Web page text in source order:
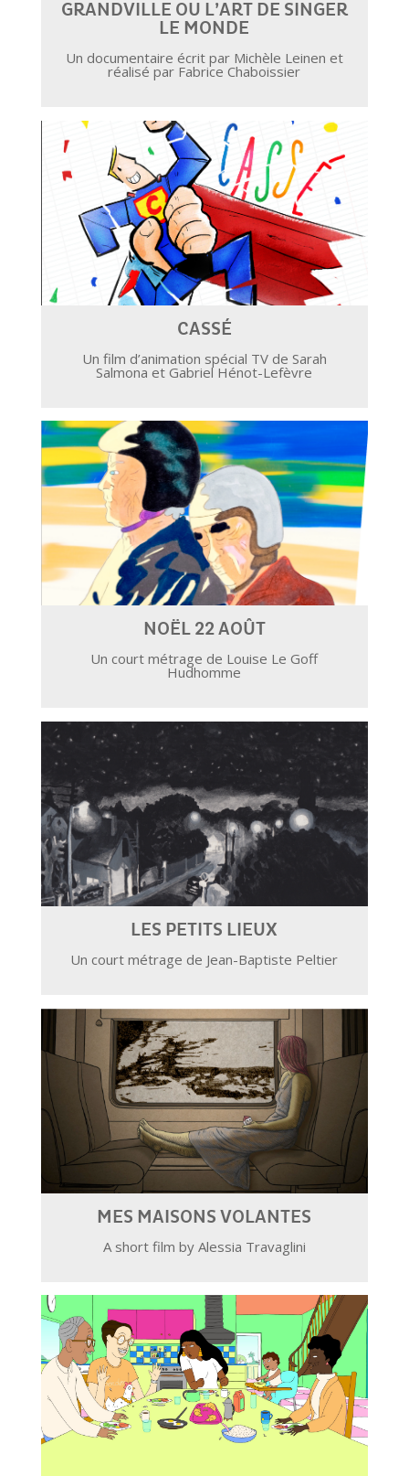
GRANDVILLE OU L’ART DE SINGER
LE MONDE
Un documentaire écrit par Michèle Leinen et
réalisé par Fabrice Chaboissier
CASSÉ
Un film d’animation spécial TV de Sarah
Salmona et Gabriel Hénot-Lefèvre
NOËL 22 AOÛT
Un court métrage de Louise Le Goff
Hudhomme
LES PETITS LIEUX
Un court métrage de Jean-Baptiste Peltier
MES MAISONS VOLANTES
A short film by Alessia Travaglini